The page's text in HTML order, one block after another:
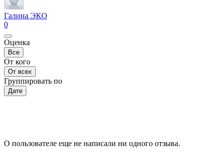
Галина ЭКО
0
Оценка
Все
От кого
От всех
Группировать по
Дате
О пользователе еще не написали ни одного отзыва.